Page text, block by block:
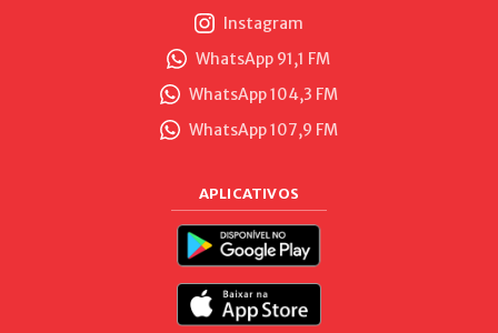
Instagram
WhatsApp 91,1 FM
WhatsApp 104,3 FM
WhatsApp 107,9 FM
APLICATIVOS